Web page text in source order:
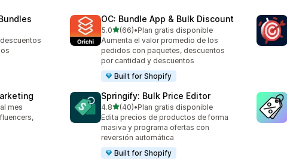
OC: Bundle App & Bulk Discount
5.0de 5 estrellas
(66)
66 reseñas en total
•Plan gratis disponible
Aumenta el valor promedio de los
pedidos con paquetes, descuentos
por cantidad y descuentos
Built for Shopify
mes
Springify: Bulk Price Editor
4.8de 5 estrellas
(40)
40 reseñas en total
•Plan gratis disponible
Edita precios de productos de forma
masiva y programa ofertas con
reversión automática
Built for Shopify